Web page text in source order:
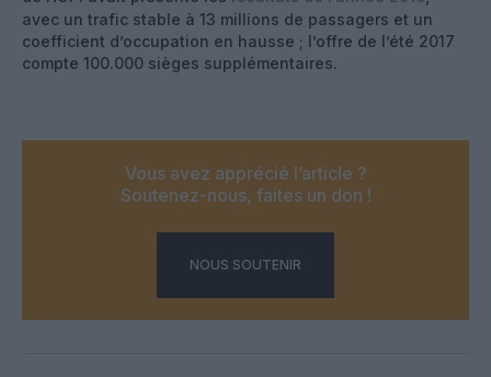
avec un trafic stable à 13 millions de passagers et un
coefficient d’occupation en hausse ; l’offre de l’été 2017
compte 100.000 sièges supplémentaires.
Vous avez apprécié l’article ?
Soutenez-nous, faites un don !
NOUS SOUTENIR